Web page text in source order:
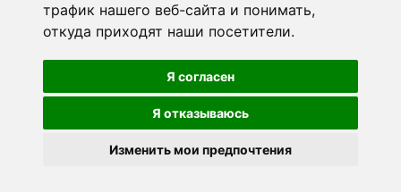
трафик нашего веб-сайта и понимать,
откуда приходят наши посетители.
Я согласен
Я отказываюсь
Изменить мои предпочтения